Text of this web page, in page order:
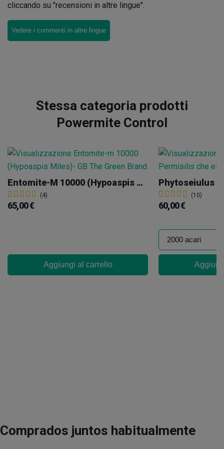
cliccando su "recensioni in altre lingue".
Vedere i commenti in altre lingue
Stessa categoria prodotti
Powermite Control
Entomite-M 10000 (Hypoaspis Miles)
(4)
65,00 €
Aggiungi al carrello
(10)
60,00 €
Comprados juntos habitualmente